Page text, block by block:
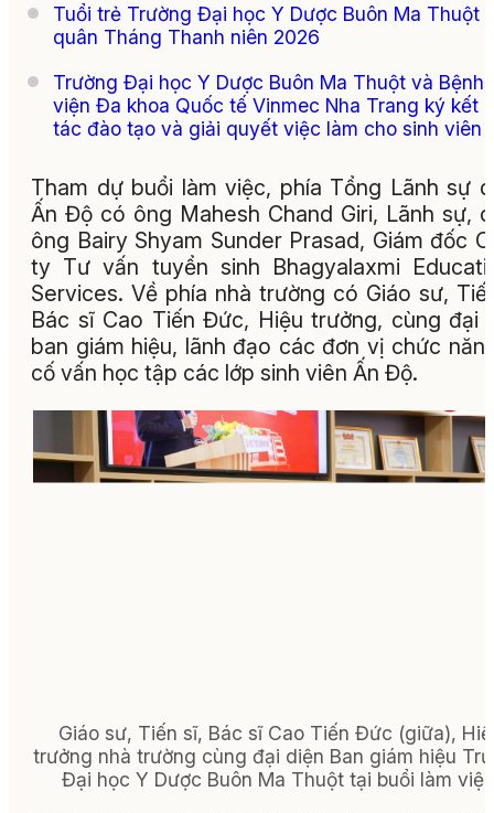
Tuổi trẻ Trường Đại học Y Dược Buôn Ma Thuột
quân Tháng Thanh niên 2026
Trường Đại học Y Dược Buôn Ma Thuột và Bệnh
viện Đa khoa Quốc tế Vinmec Nha Trang ký kết
tác đào tạo và giải quyết việc làm cho sinh viên
Tham dự buổi làm việc, phía Tổng Lãnh sự
Ấn Độ có ông Mahesh Chand Giri, Lãnh sự,
ông Bairy Shyam Sunder Prasad, Giám đốc
ty Tư vấn tuyển sinh Bhagyalaxmi
Services. Về phía nhà trường có Giáo sư,
Bác sĩ Cao Tiến Đức, Hiệu trưởng, cùng đại
ban giám hiệu, lãnh đạo các đơn vị chức
cố vấn học tập các lớp sinh viên Ấn Độ.
Giáo sư, Tiến sĩ, Bác sĩ Cao Tiến Đức (giữa),
trưởng nhà trường cùng đại diện Ban giám hiệu
Đại học Y Dược Buôn Ma Thuột tại buổi làm